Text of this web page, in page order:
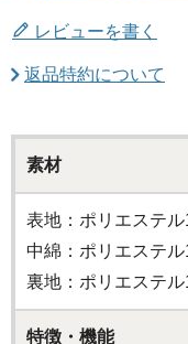
レビューを書く
返品特約について
素材
表地：ポリエステ
中綿：ポリエステル
裏地：ポリエステル
特徴・機能